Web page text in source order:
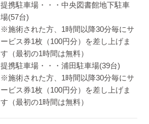
提携駐車場・・・中央図書館地下駐車
場(57台)
※施術された方、1時間以降30分毎にサ
ービス券1枚（100円分）を差し上げま
す（最初の1時間は無料）
提携駐車場・・・浦田駐車場(39台)
※施術された方、1時間以降30分毎にサ
ービス券1枚（100円分）を差し上げま
す（最初の1時間は無料）